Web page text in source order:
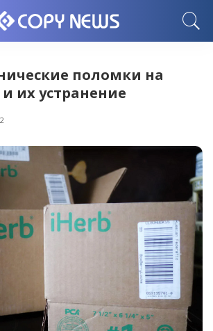
поломки на
их устранение